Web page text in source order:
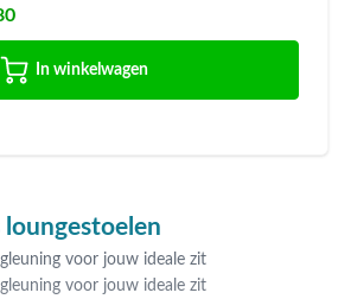
In winkelwagen
loungestoelen
voor jouw ideale zit
voor jouw ideale zit